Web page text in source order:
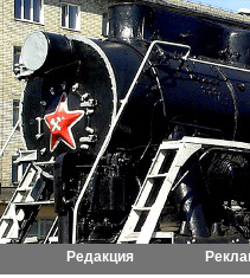
Редакция